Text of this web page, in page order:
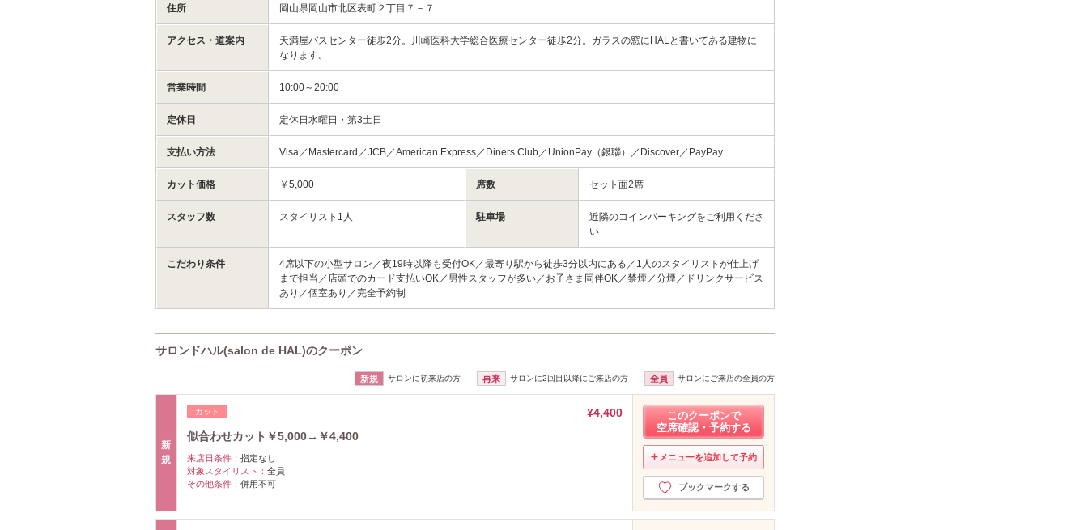
住所 岡山県岡山市北区表町２丁目７－７
アクセス・道案内
天満屋バスセンター徒歩2分。川崎医科大学総合医療センター徒歩2分。ガラスの窓にHALと書いてある建物に
なります。
営業時間 10:00～20:00
定休日 定休日水曜日・第3土日
支払い方法 Visa／Mastercard／JCB／American Express／Diners Club／UnionPay（銀聯）／Discover／PayPay
カット価格 ￥5,000 席数 セット面2席
スタッフ数 スタイリスト1人 駐車場
近隣のコインパーキングをご利用くださ
い
こだわり条件
4席以下の小型サロン／夜19時以降も受付OK／最寄り駅から徒歩3分以内にある／1人のスタイリストが仕上げ
まで担当／店頭でのカード支払いOK／男性スタッフが多い／お子さま同伴OK／禁煙／分煙／ドリンクサービス
あり／個室あり／完全予約制
サロンドハル(salon de HAL)のクーポン
新規 サロンに初来店の方 再来 サロンに2回目以降にご来店の方 全員 サロンにご来店の全員の方
新
規
カット
¥4,400
似合わせカット￥5,000→￥4,400
来店日条件： 指定なし
対象スタイリスト： 全員
その他条件： 併用不可
このクーポンで
空席確認・予約する
メニューを追加して予約
ブックマークする